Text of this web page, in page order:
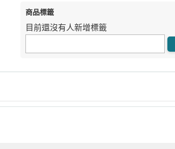
商品標籤
目前還沒有人新增標籤